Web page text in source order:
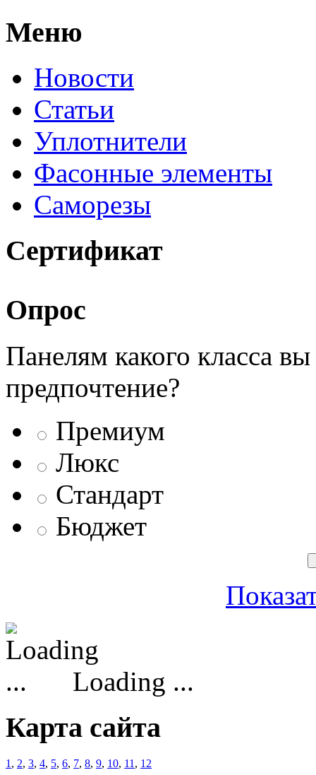
Меню
Новости
Статьи
Уплотнители
Фасонные элементы
Саморезы
Сертификат
Опрос
Панелям какого класса
предпочтение?
Премиум
Люкс
Стандарт
Бюджет
Loading ...
Карта сайта
1 , 2, 3, 4, 5, 6, 7, 8, 9, 10, 11 , 12